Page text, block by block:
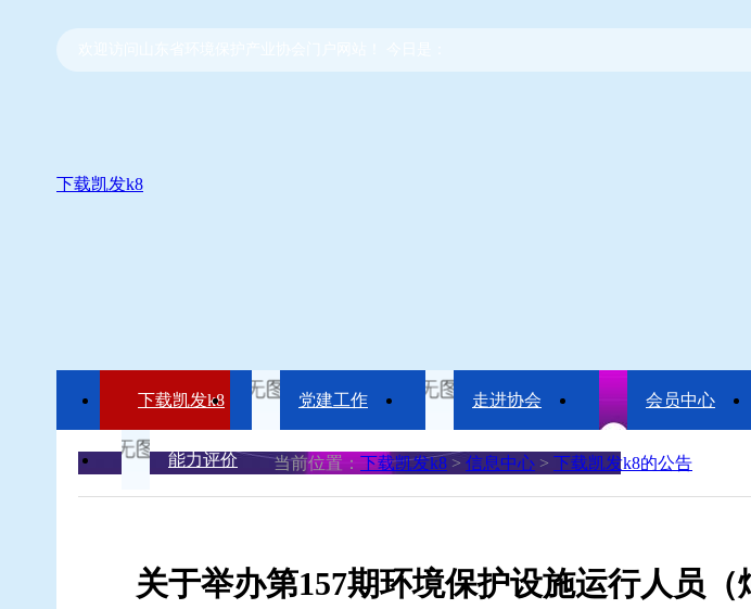
下载凯发k8
下载凯发k8 党建工作 走进协会 会员中心
能力评价 当前位置： 下载凯发k8 > 信息中心 > 下载凯发k8的公告
关于举办第157期环境保护设施运行人员